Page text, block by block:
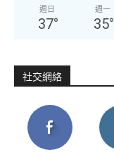
週日
37°
週一
35°
社交網絡